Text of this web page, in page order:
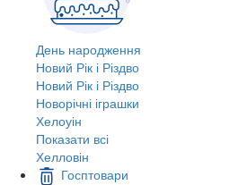
День народження
Новий Рік і Різдво
Новий Рік і Різдво
Новорічні іграшки
Хелоуін
Показати всі
Хелловін
Госптовари